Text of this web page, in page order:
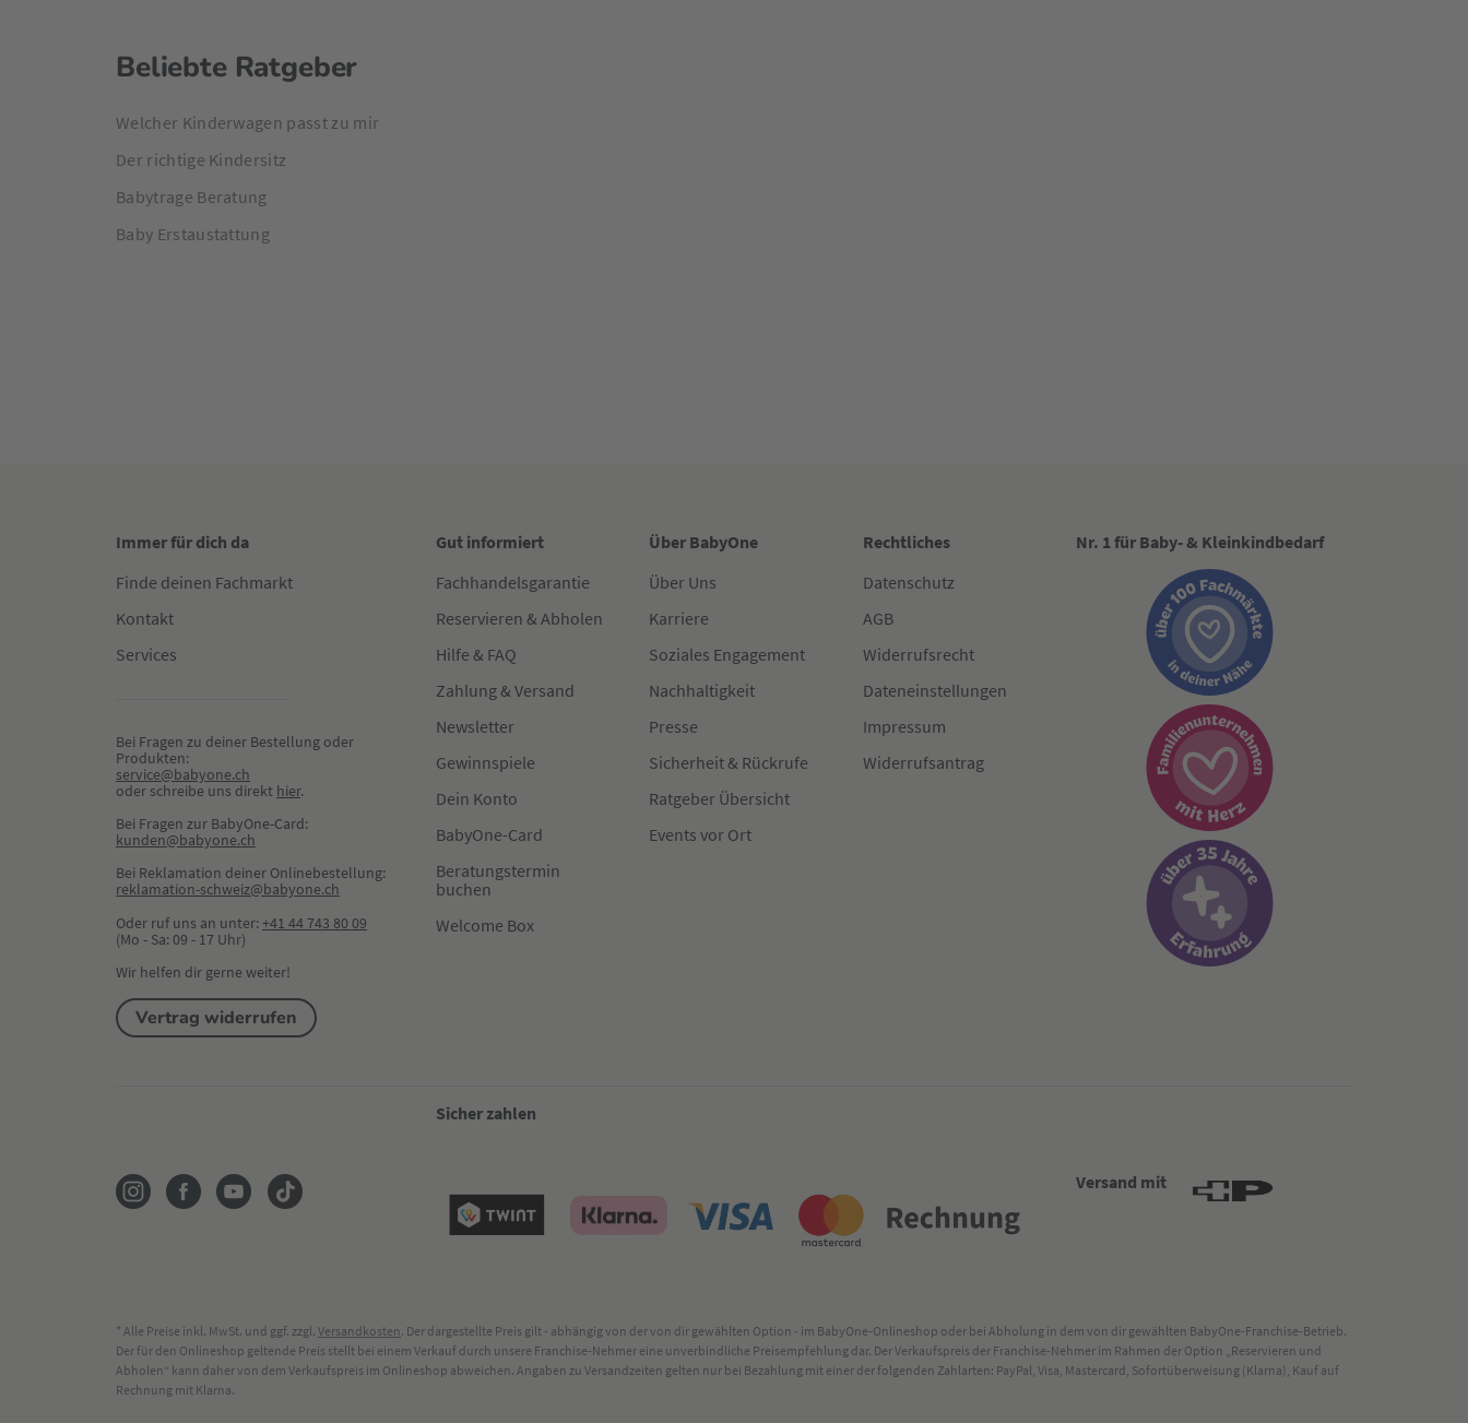
Beliebte Ratgeber
Welcher Kinderwagen passt zu mir
Der richtige Kindersitz
Babytrage Beratung
Baby Erstaustattung
Immer für dich da
Finde deinen Fachmarkt
Kontakt
Services
Bei Fragen zu deiner Bestellung oder
Produkten:
service@babyone.ch
oder schreibe uns direkt hier.
Bei Fragen zur BabyOne-Card:
kunden@babyone.ch
Bei Reklamation deiner Onlinebestellung:
reklamation-schweiz@babyone.ch
Oder ruf uns an unter:+41 44 743 80 09
(Mo - Sa: 09 - 17 Uhr)
Wir helfen dir gerne weiter!
Vertrag widerrufen
Gut informiert
Fachhandelsgarantie
Reservieren & Abholen
Hilfe & FAQ
Zahlung & Versand
Newsletter
Gewinnspiele
Dein Konto
BabyOne-Card
Beratungstermin
buchen
Welcome Box
Über BabyOne
Über Uns
Karriere
Soziales Engagement
Nachhaltigkeit
Presse
Sicherheit & Rückrufe
Ratgeber Übersicht
Events vor Ort
Rechtliches
Datenschutz
AGB
Widerrufsrecht
Dateneinstellungen
Impressum
Widerrufsantrag
Nr. 1 für Baby- & Kleinkindbedarf
Sicher zahlen
Versand mit
* Alle Preise inkl. MwSt. und ggf. zzgl. Versandkosten. Der dargestellte Preis gilt - abhängig von der von dir gewählten Option - im BabyOne-Onlineshop oder bei Abholung in dem von dir gewählten BabyOne-Franchise-Betrieb.
Der für den Onlineshop geltende Preis stellt bei einem Verkauf durch unsere Franchise-Nehmer eine unverbindliche Preisempfehlung dar. Der Verkaufspreis der Franchise-Nehmer im Rahmen der Option „Reservieren und
Abholen“ kann daher von dem Verkaufspreis im Onlineshop abweichen. Angaben zu Versandzeiten gelten nur bei Bezahlung mit einer der folgenden Zahlarten: PayPal, Visa, Mastercard, Sofortüberweisung (Klarna), Kauf auf
Rechnung mit Klarna.